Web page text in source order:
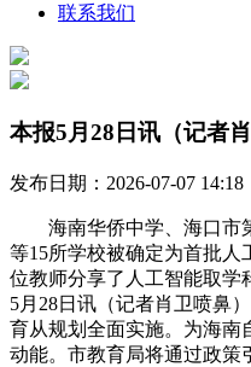
联系我们
本报5月28日讯（记者
发布日期：2026-07-07 14:18
海南华侨中学、海口市
等15所学校被确定为首批人
位教师分享了人工智能取学
5月28日讯（记者肖卫喷鼻
育从规划全面实施。为海南
动能。市教育局将通过政策